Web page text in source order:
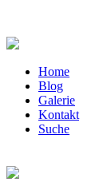
Home
Blog
Galerie
Kontakt
Suche